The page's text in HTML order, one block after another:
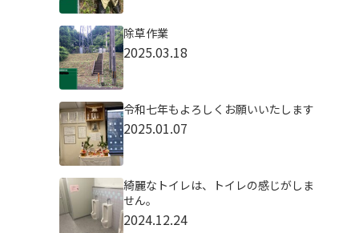
除草作業
2025.03.18
令和七年もよろしくお願いいたします
2025.01.07
綺麗なトイレは、トイレの感じがしま
せん。
2024.12.24